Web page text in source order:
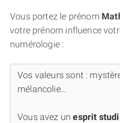
Vous portez le prénom
votre prénom influence
numérologie :
Vos valeurs sont :
mélancolie...
Vous avez unesprit